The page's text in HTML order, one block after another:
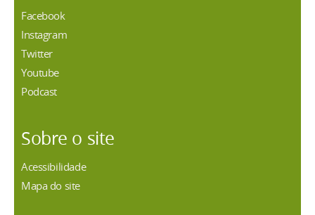
Facebook
Instagram
Twitter
Youtube
Podcast
Sobre o site
Acessibilidade
Mapa do site